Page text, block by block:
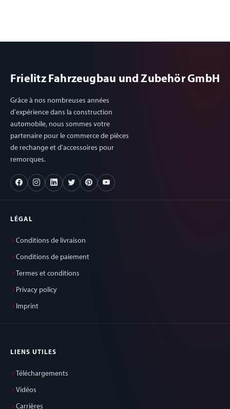
Frielitz Fahrzeugbau und Zubehör GmbH
Grâce à nos nombreuses années
d'expérience dans la construction
automobile, nous sommes votre
partenaire pour le commerce de pièces
de rechange et d'accessoires pour
remorques.
LÉGAL
Conditions de livraison
Conditions de paiement
Termes et conditions
Privacy policy
Imprint
LIENS UTILES
Téléchargements
Vidéos
Carrières